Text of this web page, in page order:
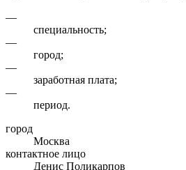
—
специальность;
—
город;
—
заработная плата;
—
период.
город
Москва
контактное лицо
Денис Поликарпов